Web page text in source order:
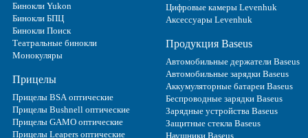
Бинокли Yukon
Бинокли БПЦ
Бинокли Поиск
Театральные бинокли
Монокуляры
Прицелы
Прицелы BSA оптические
Прицелы Bushnell оптические
Прицелы GAMO оптические
Прицелы Leapers оптические
Цифровые камеры Levenhuk
Аксессуары Levenhuk
Продукция Baseus
Автомобильные держатели Baseus
Автомобильные зарядки Baseus
Аккумуляторные батареи Baseus
Беспроводные зарядки Baseus
Зарядные устройства Baseus
Защитные стекла Baseus
Наушники Baseus